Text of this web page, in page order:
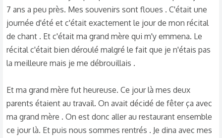
7 ans a peu près. Mes souvenirs sont floues . C'était une
journée d'été et c'était exactement le jour de mon récital
de chant . Et c'était ma grand mère qui m'y emmena. Le
récital c'était bien déroulé malgré le fait que je n'étais pas
la meilleure mais je me débrouillais .
Et ma grand mère fut heureuse. Ce jour là mes deux
parents étaient au travail. On avait décidé de fêter ça avec
ma grand mère . On est donc aller au restaurant ensemble
ce jour là. Et puis nous sommes rentrés . Je dina avec mes